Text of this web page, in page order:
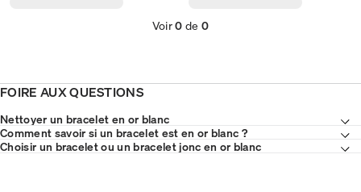
Voir0 de 0
FOIRE AUX QUESTIONS
Nettoyer un bracelet en or blanc
Comment savoir si un bracelet est en or blanc ?
Choisir un bracelet ou un bracelet jonc en or blanc